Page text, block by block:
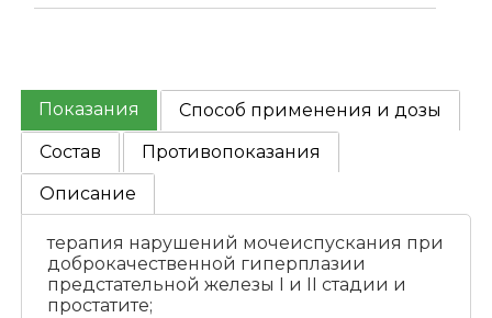
Показания
Способ применения и дозы
Состав
Противопоказания
Описание
терапия нарушений мочеиспускания при
доброкачественной гиперплазии
предстательной железы I и II стадии и
простатите;